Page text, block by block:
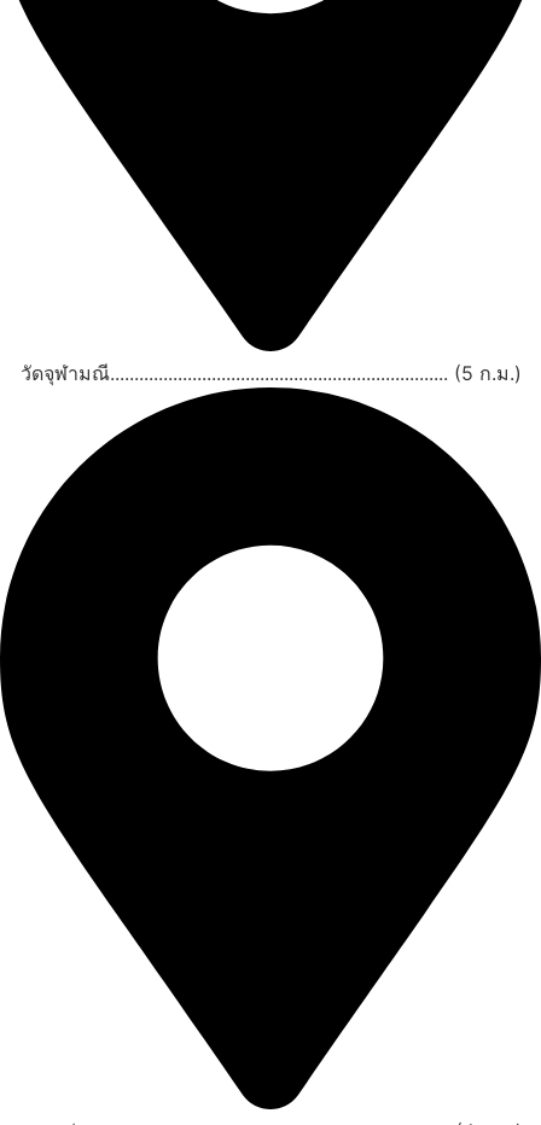
วัดจุฬามณี...................................................................... (5 ก.ม.)